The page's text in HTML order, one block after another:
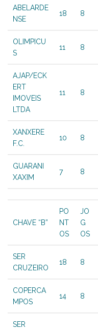
ABELARDE
NSE
18 8
OLIMPICU
S
11 8
AJAP/ECK
ERT
IMOVEIS
LTDA
11 8
XANXERE
F.C.
10 8
GUARANI
XAXIM
7 8
CHAVE “B”
PO
NT
OS
JO
G
OS
SER
CRUZEIRO
18 8
COPERCA
MPOS
14 8
SER